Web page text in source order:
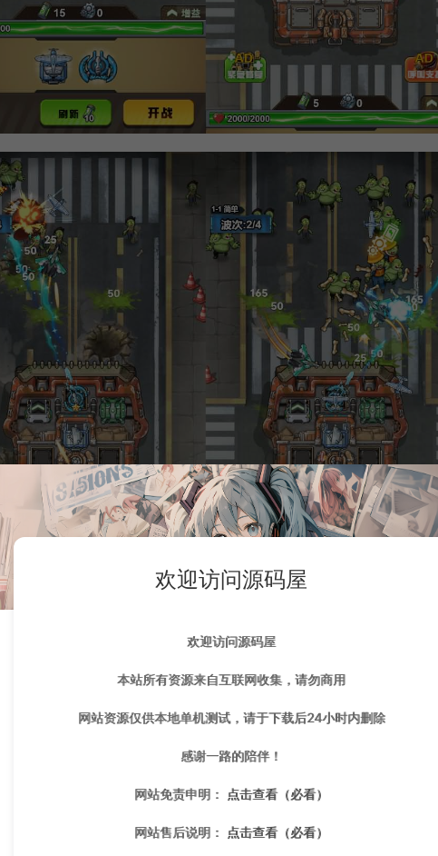
欢迎访问源码屋
欢迎访问源码屋
本站所有资源来自互联网收集，请勿商用
网站资源仅供本地单机测试，请于下载后24小时内删除
感谢一路的陪伴！
网站免责申明： 点击查看（必看）
网站售后说明： 点击查看（必看）